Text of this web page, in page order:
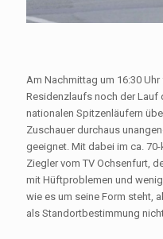
Am Nachmittag um 16:30
Residenzlaufs noch der Lauf
nationalen Spitzenläufern
Zuschauer durchaus
geeignet. Mit dabei im ca.
Ziegler vom TV Ochsenfurt,
mit Hüftproblemen und
wie es um seine Form steht,
als Standortbestimmung